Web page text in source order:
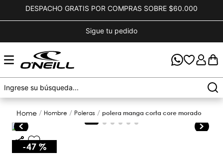
DESPACHO GRATIS POR COMPRAS SOBRE $60.000
Sigue tu pedido
hombre poleras polera manga corta core morado
-47 %